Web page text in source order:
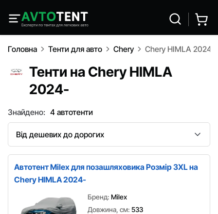
Головна Тенти для авто Chery Chery HIMLA 2024-
Тенти на Chery HIMLA
2024-
Знайдено: 4 автотенти
Сортування
Автотент Milex для позашляховика Розмір 3XL на
Chery HIMLA 2024-
Бренд: Milex
Довжина, см: 533